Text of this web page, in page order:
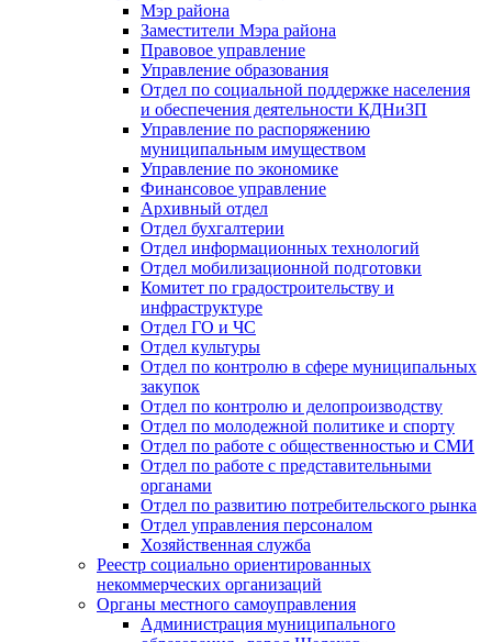
Мэр района
Заместители Мэра района
Правовое управление
Управление образования
Отдел по социальной поддержке населения
и обеспечения деятельности КДНиЗП
Управление по распоряжению
муниципальным имуществом
Управление по экономике
Финансовое управление
Архивный отдел
Отдел бухгалтерии
Отдел информационных технологий
Отдел мобилизационной подготовки
Комитет по градостроительству и
инфраструктуре
Отдел ГО и ЧС
Отдел культуры
Отдел по контролю в сфере муниципальных
закупок
Отдел по контролю и делопроизводству
Отдел по молодежной политике и спорту
Отдел по работе с общественностью и СМИ
Отдел по работе с представительными
органами
Отдел по развитию потребительского рынка
Отдел управления персоналом
Хозяйственная служба
Реестр социально ориентированных
некоммерческих организаций
Органы местного самоуправления
Администрация муниципального